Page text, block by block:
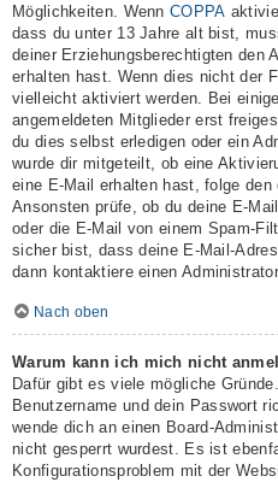
Möglichkeiten. WennCOPPA
dass du unter 13 Jahre alt bist,
deiner Erziehungsberechtigten den
erhalten hast. Wenn dies nicht der
vielleicht aktiviert werden. Bei
angemeldeten Mitglieder erst
du dies selbst erledigen oder ein
wurde dir mitgeteilt, ob eine
eine E-Mail erhalten hast, folge den
Ansonsten prüfe, ob du deine E-
oder die E-Mail von einem Spam-
sicher bist, dass deine E-Mail-
dann kontaktiere einen Administrator.
Nach oben
Warum kann ich mich nicht
Dafür gibt es viele mögliche
Benutzername und dein Passwort
wende dich an einen Board-
nicht gesperrt wurdest. Es ist
Konfigurationsproblem mit der